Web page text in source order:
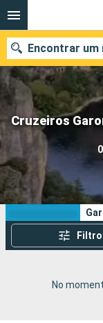
Cruzeiros
Encontrar um
Quando ir?
Data de partida
Cidades
Os
Filtro
No